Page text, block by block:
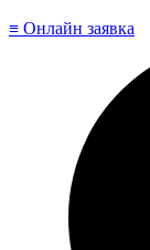
≡ Онлайн заявка